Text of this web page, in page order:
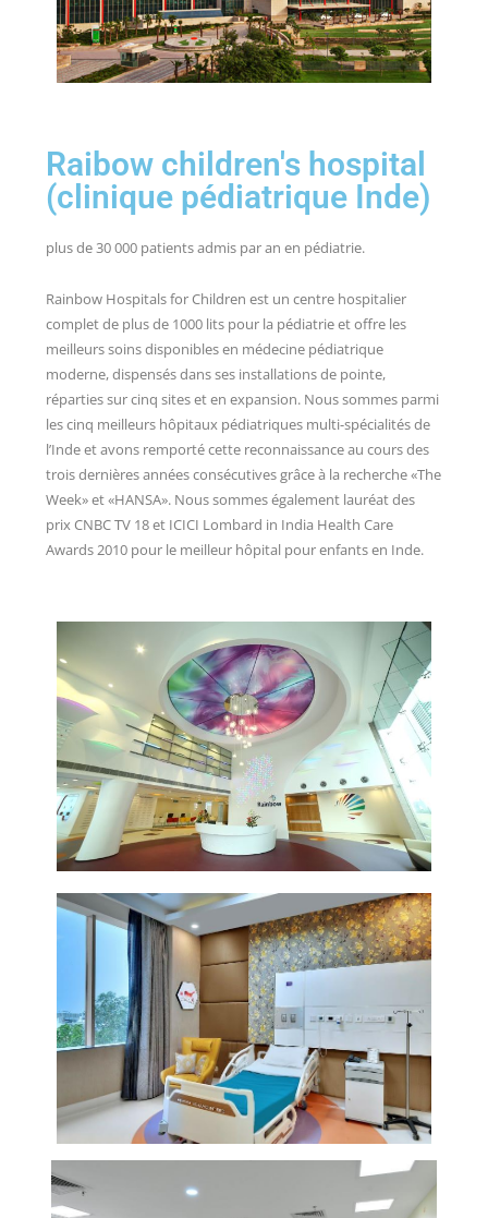
Raibow children's hospital
(clinique pédiatrique Inde)
plus de 30 000 patients admis par an en pédiatrie.
Rainbow Hospitals for Children est un centre hospitalier
complet de plus de 1000 lits pour la pédiatrie et offre les
meilleurs soins disponibles en médecine pédiatrique
moderne, dispensés dans ses installations de pointe,
réparties sur cinq sites et en expansion. Nous sommes parmi
les cinq meilleurs hôpitaux pédiatriques multi-spécialités de
l’Inde et avons remporté cette reconnaissance au cours des
trois dernières années consécutives grâce à la recherche «The
Week» et «HANSA». Nous sommes également lauréat des
prix CNBC TV 18 et ICICI Lombard in India Health Care
Awards 2010 pour le meilleur hôpital pour enfants en Inde.